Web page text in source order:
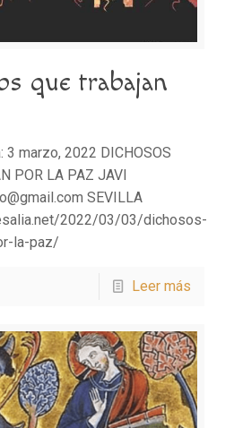
que trabajan
3 marzo, 2022 DICHOSOS
POR LA PAZ JAVI
SEVILLA
2022/03/03/dichosos-
la-paz/
Leer más